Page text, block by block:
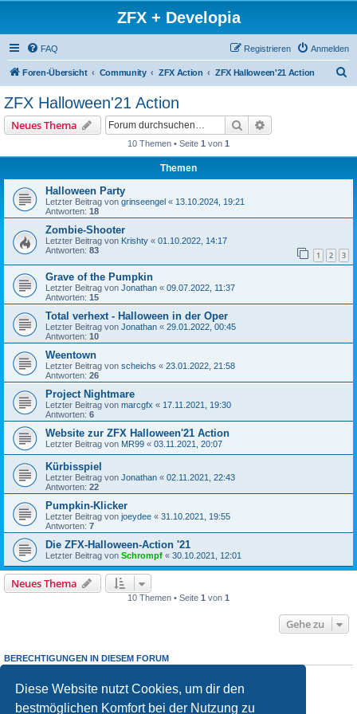
Diese Website nutzt Cookies, um dir den
bestmöglichen Komfort bei der Nutzung zu
ZFX + Developia
FAQ Anmelden
Registrieren
Foren-Übersicht Community ZFX Action ZFX Halloween'21 Action
ZFX Halloween'21 Action
Neues Thema Suche
10 Themen • Seite 1 von 1
Themen
Halloween Party
Letzter Beitrag von grinseengel « 13.10.2024, 19:21
Antworten: 18
Zombie-Shooter
Letzter Beitrag von Krishty « 01.10.2022, 14:17
Antworten: 83 1 2 3
Grave of the Pumpkin
Letzter Beitrag von Jonathan « 09.07.2022, 11:37
Antworten: 15
Total verhext - Halloween in der Oper
Letzter Beitrag von Jonathan « 29.01.2022, 00:45
Antworten: 10
Weentown
Letzter Beitrag von scheichs « 23.01.2022, 21:58
Antworten: 26
Project Nightmare
Letzter Beitrag von marcgfx « 17.11.2021, 19:30
Antworten: 6
Website zur ZFX Halloween'21 Action
Letzter Beitrag von MR99 « 03.11.2021, 20:07
Kürbisspiel
Letzter Beitrag von Jonathan « 02.11.2021, 22:43
Antworten: 22
Pumpkin-Klicker
Letzter Beitrag von joeydee « 31.10.2021, 19:55
Antworten: 7
Die ZFX-Halloween-Action '21
Letzter Beitrag von Schrompf « 30.10.2021, 12:01
Neues Thema
10 Themen • Seite 1 von 1
Gehe zu
BERECHTIGUNGEN IN DIESEM FORUM
Du darfst keineAntworten zu Themen in diesem Forum erstellen.
Du darfst deine Beiträge in diesem Forumnichtändern.
Du darfst deine Beiträge in diesem Forum nicht löschen.